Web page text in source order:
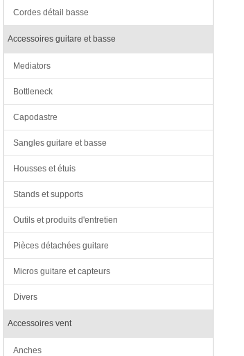
Cordes détail basse
Accessoires guitare et basse
Mediators
Bottleneck
Capodastre
Sangles guitare et basse
Housses et étuis
Stands et supports
Outils et produits d'entretien
Pièces détachées guitare
Micros guitare et capteurs
Divers
Accessoires vent
Anches